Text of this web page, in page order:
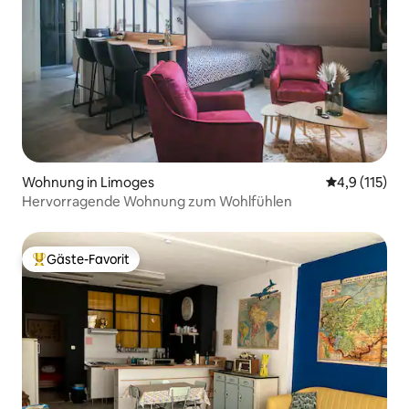
Wohnung in Limoges
4,9 (115)
Hervorragende Wohnung zum Wohlfühlen
Beliebter Gäste-Favorit.
Gäste-Favorit